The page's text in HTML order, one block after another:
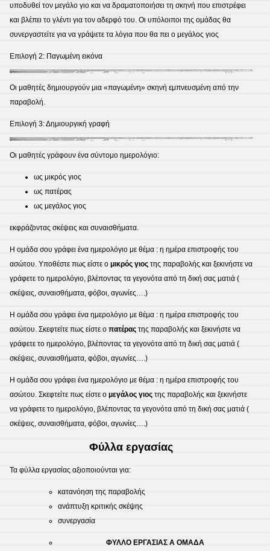
υποδυθεί τον μεγάλο γιο και να δραματοποιήσει τη σκηνή που επιστρέφει
και βλέπει το γλέντι για τον αδερφό του. Οι υπόλοιποι της ομάδας θα
συνεργαστείτε για να γράψετε τα λόγια που θα πει ο μεγάλος γιος
Επιλογή 2: Παγωμένη εικόνα
Οι μαθητές δημιουργούν μια «παγωμένη» σκηνή εμπνευσμένη από την
παραβολή.
Επιλογή 3: Δημιουργική γραφή
Οι μαθητές γράφουν ένα σύντομο ημερολόγιο:
ως μικρός γιος
ως πατέρας
ως μεγάλος γιος
εκφράζοντας σκέψεις και συναισθήματα.
Η ομάδα σου γράφει ένα ημερολόγιο με θέμα : η ημέρα επιστροφής του
ασώτου. Υποθέστε πως είστε ο μικρός γιος της παραβολής και ξεκινήστε να
γράφετε το ημερολόγιο, βλέποντας τα γεγονότα από τη δική σας ματιά (
σκέψεις, συναισθήματα, φόβοι, αγωνίες….)
Η ομάδα σου γράφει ένα ημερολόγιο με θέμα : η ημέρα επιστροφής του
ασώτου. Σκεφτείτε πως είστε ο πατέρας της παραβολής και ξεκινήστε να
γράφετε το ημερολόγιο, βλέποντας τα γεγονότα από τη δική σας ματιά (
σκέψεις, συναισθήματα, φόβοι, αγωνίες….)
Η ομάδα σου γράφει ένα ημερολόγιο με θέμα : η ημέρα επιστροφής του
ασώτου. Σκεφτείτε πως είστε ο μεγάλος γιος της παραβολής και ξεκινήστε
να γράφετε το ημερολόγιο, βλέποντας τα γεγονότα από τη δική σας ματιά (
σκέψεις, συναισθήματα, φόβοι, αγωνίες….)
Φύλλα εργασίας
Τα φύλλα εργασίας αξιοποιούνται για:
κατανόηση της παραβολής
ανάπτυξη κριτικής σκέψης
συνεργασία
ΦΥΛΛΟ ΕΡΓΑΣΙΑΣ Α ΟΜΑΔΑ